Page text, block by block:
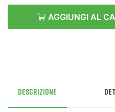
AGGIUNGI AL
Descrizione